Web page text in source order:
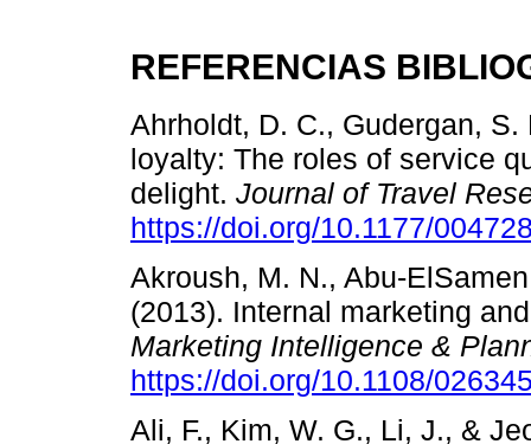
REFERENCIAS
Ahrholdt, D. C., Gudergan,
loyalty: The roles of service
delight. Journal of Travel
https://doi.org/10.1177/
Akroush, M. N., Abu-
(2013). Internal marketing
Marketing Intelligence &
https://doi.org/10.1108/
Ali, F., Kim, W. G., Li, J., &